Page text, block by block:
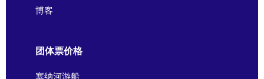
博客
团体票价格
塞纳河游船